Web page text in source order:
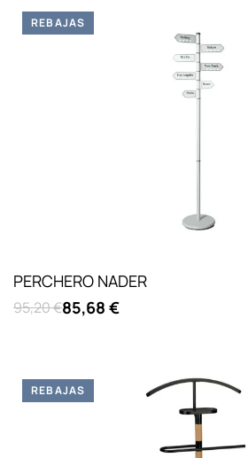
PERCHERO NADER
95,20 €85,68 €
REBAJAS
REBAJAS